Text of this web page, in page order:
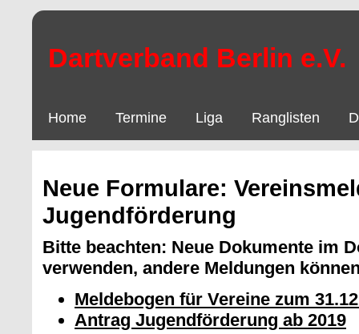
Dartverband Berlin e.V.
Home Termine Liga Ranglisten
Neue Formulare:
Jugendförderung
Bitte beachten: Neue Dokumente im
verwenden, andere Meldungen
Meldebogen für Vereine zum
Antrag Jugendförderung ab 2019